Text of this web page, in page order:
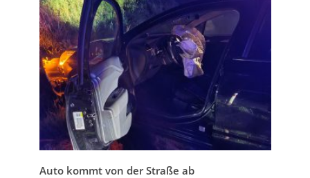
Auto kommt von der Straße ab